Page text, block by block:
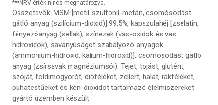
***NRV érték nincs meghatározva.
Összetevők: MSM [metil-szulfonil-metán, csomósodást
gátló anyag (szilícium-dioxid)] 99,5%, kapszulahéj [zselatin,
fényezőanyag (sellak), színezék (vas-oxidok és vas
hidroxidok), savanyúságot szabályozó anyagok
(ammónium-hidroxid, kálium-hidroxid)], csomósodást gátló
anyag (zsírsavak magnéziumsói). Tejet, tojást, glutént,
szóját, földimogyorót, dióféléket, zellert, halat, rákféléket,
puhatestűeket és kén-dioxidot tartalmazó élelmiszereket
gyártó üzemben készült.